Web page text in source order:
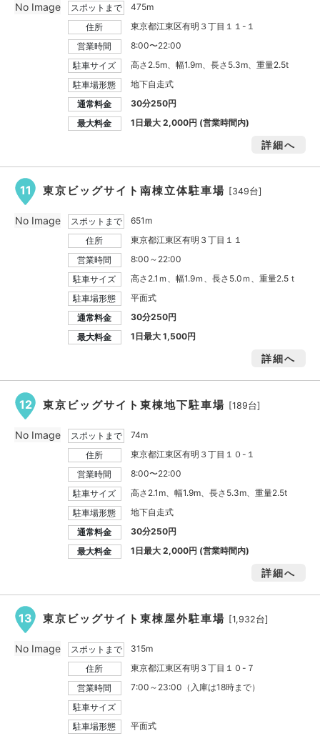
スポットまで
475m
住所
東京都江東区有明３丁目１１-１
営業時間
8:00〜22:00
駐車サイズ
高さ2.5m、幅1.9m、長さ5.3m、重量2.5t
駐車場形態
地下自走式
通常料金
30分250円
最大料金
1日最大2,000円 (営業時間内)
詳細へ
No Image
11 東京ビッグサイト南棟立体駐車場 [349台]
スポットまで
651m
住所
東京都江東区有明３丁目１１
営業時間
8:00～22:00
駐車サイズ
高さ2.1ｍ、幅1.9ｍ、長さ5.0ｍ、重量2.5ｔ
駐車場形態
平面式
通常料金
30分250円
最大料金
1日最大1,500円
詳細へ
No Image
12 東京ビッグサイト東棟地下駐車場 [189台]
スポットまで
74m
住所
東京都江東区有明３丁目１０-１
営業時間
8:00〜22:00
駐車サイズ
高さ2.1m、幅1.9m、長さ5.3m、重量2.5t
駐車場形態
地下自走式
通常料金
30分250円
最大料金
1日最大2,000円 (営業時間内)
詳細へ
No Image
13 東京ビッグサイト東棟屋外駐車場 [1,932台]
スポットまで
315m
住所
東京都江東区有明３丁目１０-７
営業時間
7:00～23:00（入庫は18時まで）
駐車サイズ
駐車場形態
平面式
No Image